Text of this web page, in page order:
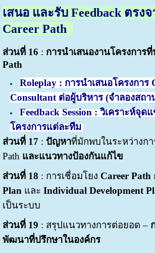
เสนอ และรับ Feedback ตรง
Career Path
ส่วนที่ 16 : การนำเสนองานโครงการ
Path
Roleplay : การนำเสนอโครงการ
Consultant ต่อผู้บริหาร (จำลองสถ
Feedback Session : วิเคราะห์จุ
โครงการแต่ละทีม
ส่วนที่ 17 : ปัญหาที่มักพบในระหว่างกา
Path และแนวทางป้องกันแก้ไข
ส่วนที่ 18 : การเชื่อมโยง Career Path
Planและ Individual Development
เป็นระบบ
ส่วนที่ 19 : สรุปแนวทางการต่อยอด –
พัฒนาที่ปรึกษาในองค์กร